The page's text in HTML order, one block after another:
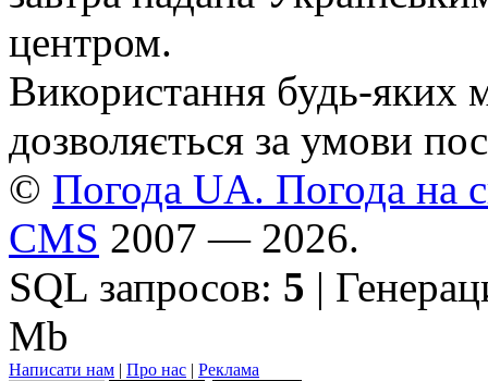
центром.
Використання будь-яких
дозволяється за умови
© Погода UA. Погода на
CMS 2007 — 2026.
SQL запросов: 5 |
Mb
Написати нам | Про нас | Реклама